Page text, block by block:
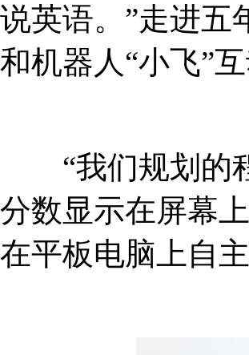
说英语。”走进
和机器人“小飞”互动
“我们规划的程
分数显示在屏幕上
在平板电脑上自主